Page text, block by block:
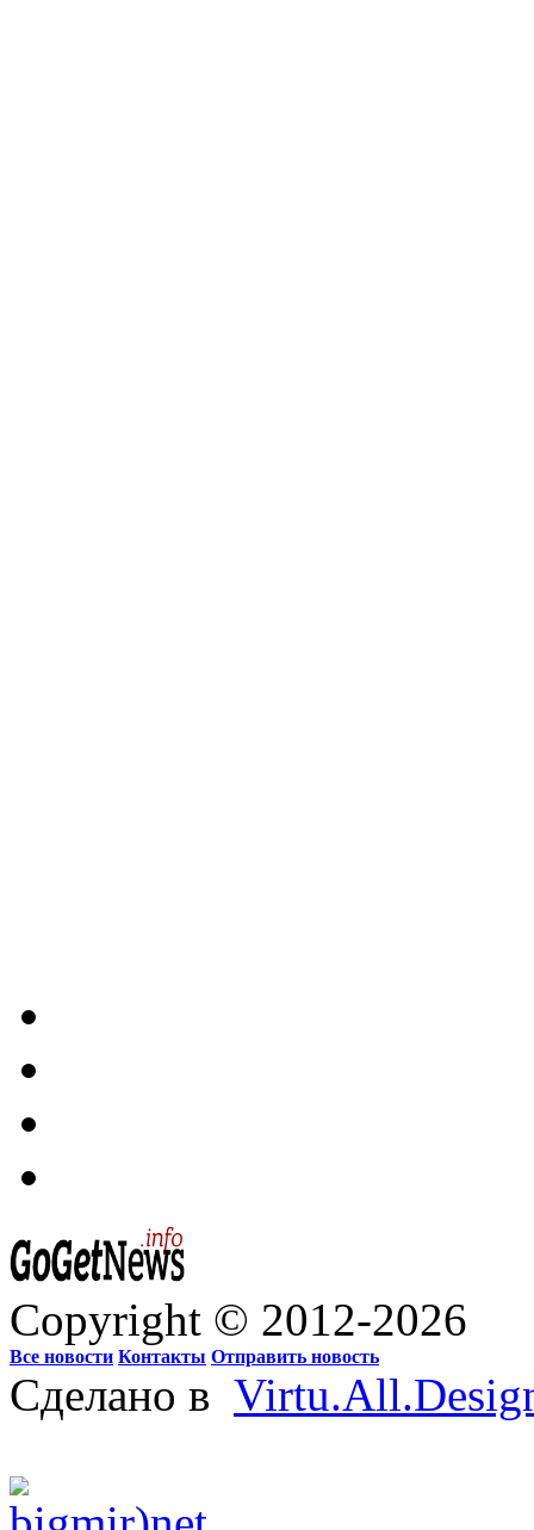
Copyright © 2012-2026
Все новости Контакты Отправить новость
Сделано в